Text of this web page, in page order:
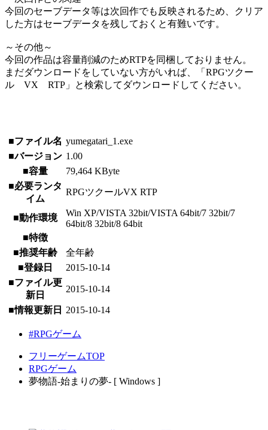
今回のセーブデータ等は次回作でも反映されるため、クリア
した方はセーブデータを残しておくと有難いです。
～その他～
今回の作品は容量削減のためRTPを同梱しておりません。
まだダウンロードをしていない方がいれば、「RPGツクー
ル VX RTP」と検索してダウンロードしてください。
■ファイル名 yumegatari_1.exe
■バージョン 1.00
■容量
79,464 KByte
■必要ランタ
イム
RPGツクールVX RTP
■動作環境
Win XP/VISTA 32bit/VISTA 64bit/7 32bit/7
64bit/8 32bit/8 64bit
■特徴
■推奨年齢
全年齢
■登録日
2015-10-14
■ファイル更
新日
2015-10-14
■情報更新日 2015-10-14
#RPGゲーム
フリーゲームTOP
RPGゲーム
夢物語-始まりの夢- [ Windows ]